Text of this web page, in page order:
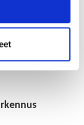
kuin
kohdistamisen
ja